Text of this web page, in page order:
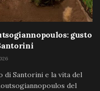
gusto
di Santorini e la vita del
del